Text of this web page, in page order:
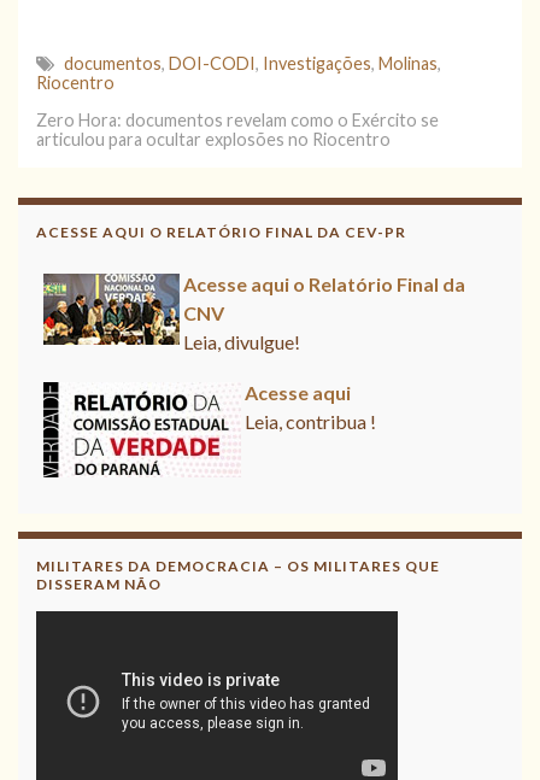
documentos, DOI-CODI, Investigações, Molinas,
Riocentro
Zero Hora: documentos revelam como o Exército se
articulou para ocultar explosões no Riocentro
ACESSE AQUI O RELATÓRIO FINAL DA CEV-PR
Acesse aqui o Relatório Final da
CNV
Leia, divulgue!
Acesse aqui
Leia, contribua !
CNV
Leia, divulgue!
MILITARES DA DEMOCRACIA – OS MILITARES QUE
DISSERAM NÃO